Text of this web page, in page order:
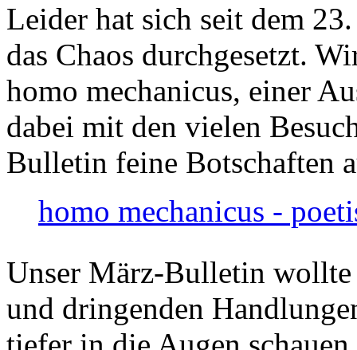
Leider hat sich seit dem
das Chaos durchgesetzt.
homo mechanicus, einer
dabei mit den vielen
Bulletin feine Botschaften
homo mechanicus -
Unser März-Bulletin
und dringenden